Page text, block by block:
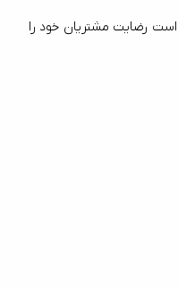
از برندهای معتبر در تولید قاشق و چنگال‌های با کیفیت بالا، توانسته است رضایت مشتریان خود را